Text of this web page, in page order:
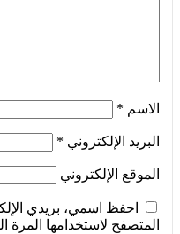
الاسم *
البريد الإلكتروني *
الموقع الإلكتروني
احفظ اسمي، بريدي
المتصفح لاستخدامها المرة